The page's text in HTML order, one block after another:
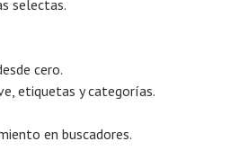
selectas.
cero.
etiquetas y categorías.
en buscadores.